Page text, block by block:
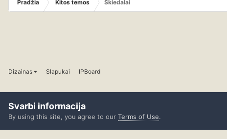
Pradžia Kitos temos Skiedalai
Dizainas Slapukai IPBoard
Svarbi informacija
By using this site, you agree to our Terms of Use.